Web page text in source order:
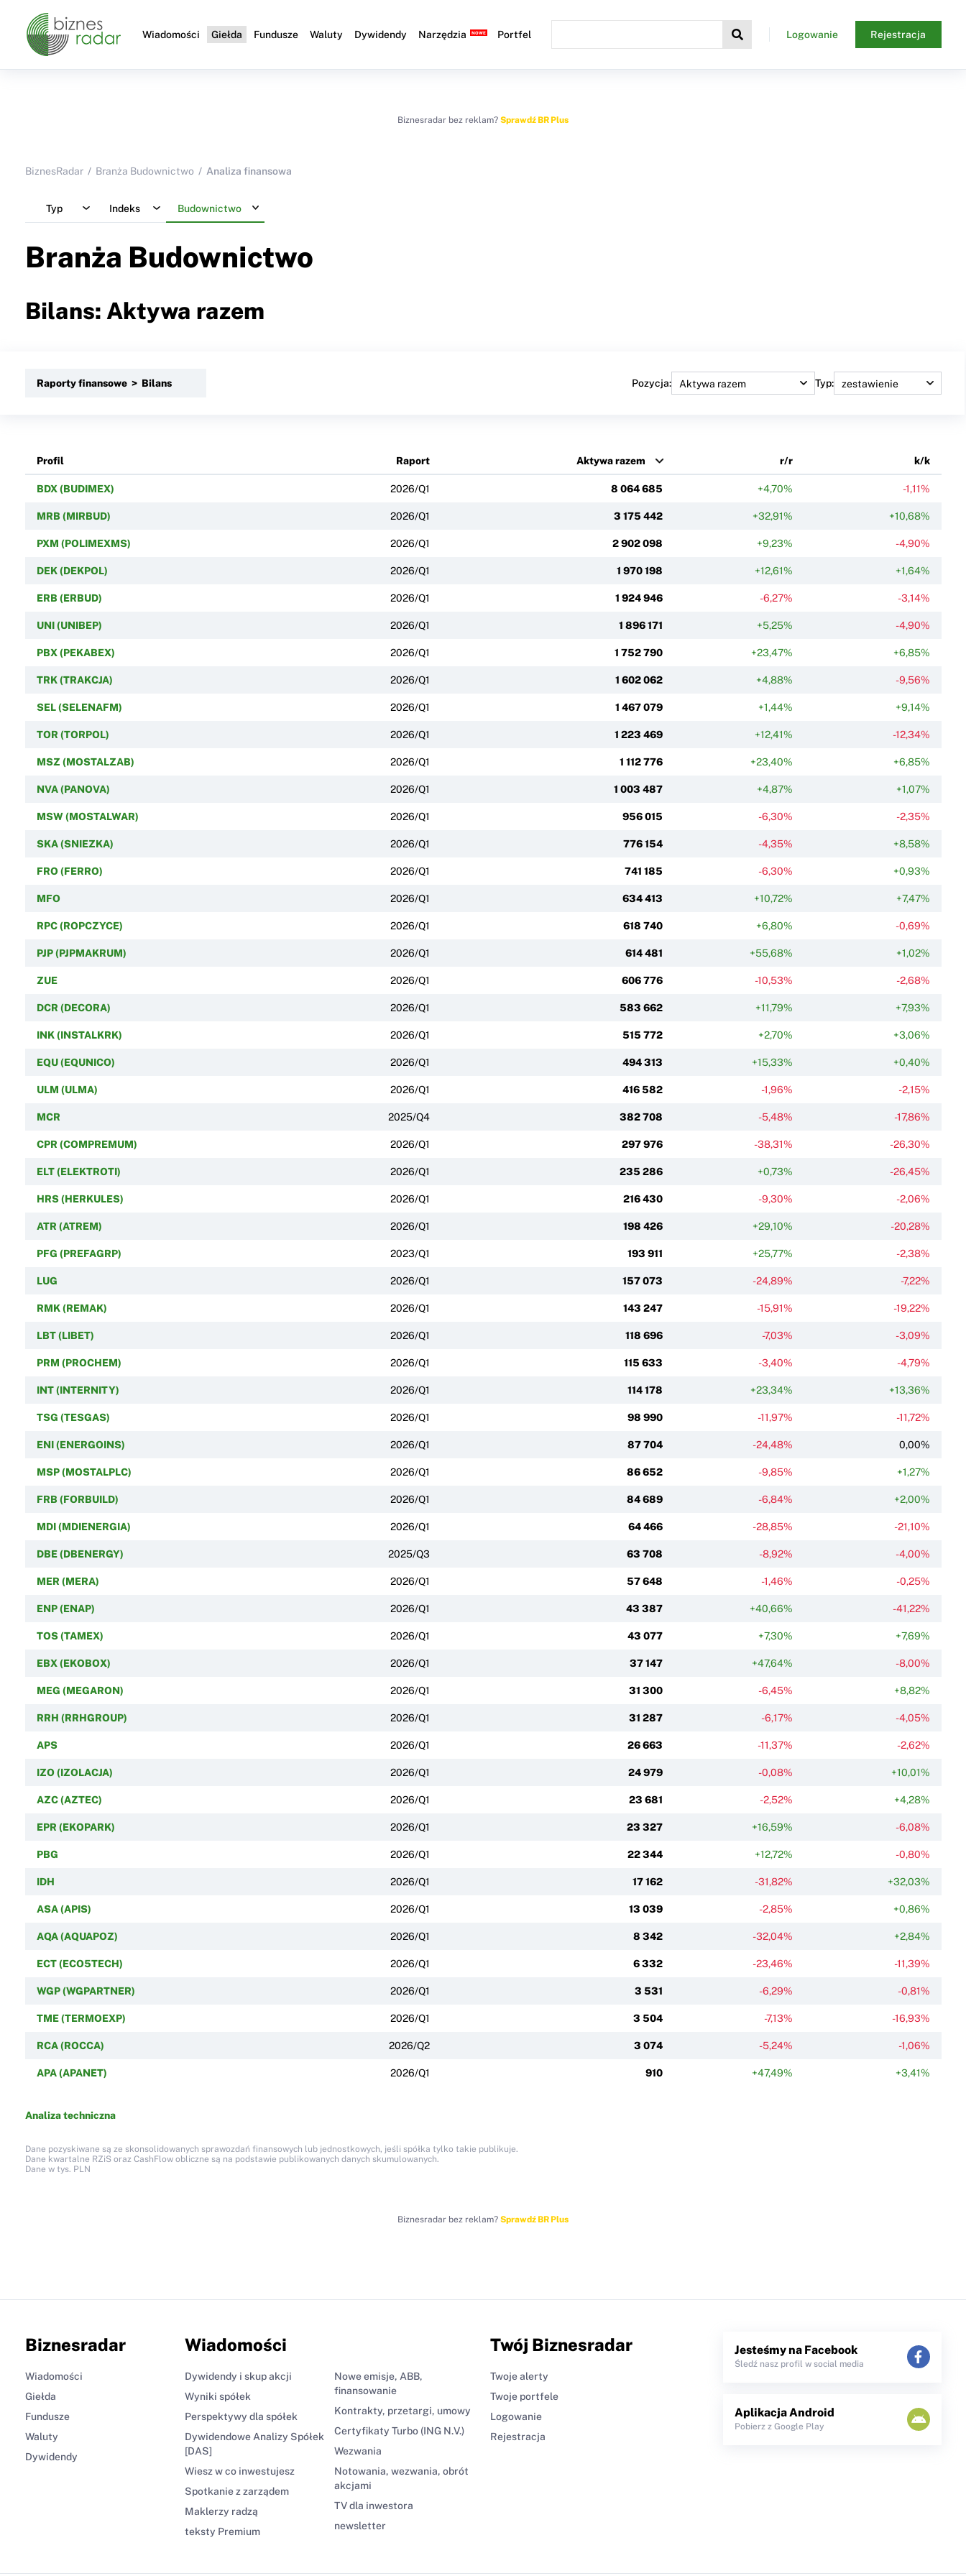
Wiadomości Giełda Fundusze Waluty Dywidendy Narzędzia Portfel Logowanie Rejestracja
Biznesradar bez reklam? Sprawdź BR Plus
BiznesRadar Branża Budownictwo Analiza finansowa
Typ Indeks Budownictwo
Branża Budownictwo
Bilans: Aktywa razem
Raporty finansowe > Bilans Pozycja: Typ:
Profil Raport Aktywa razem r/r k/k
BDX (BUDIMEX) 2026/Q1 8 064 685 +4,70% -1,11%
MRB (MIRBUD) 2026/Q1 3 175 442 +32,91% +10,68%
PXM (POLIMEXMS) 2026/Q1 2 902 098 +9,23% -4,90%
DEK (DEKPOL) 2026/Q1 1 970 198 +12,61% +1,64%
ERB (ERBUD) 2026/Q1 1 924 946 -6,27% -3,14%
UNI (UNIBEP) 2026/Q1 1 896 171 +5,25% -4,90%
PBX (PEKABEX) 2026/Q1 1 752 790 +23,47% +6,85%
TRK (TRAKCJA) 2026/Q1 1 602 062 +4,88% -9,56%
SEL (SELENAFM) 2026/Q1 1 467 079 +1,44% +9,14%
TOR (TORPOL) 2026/Q1 1 223 469 +12,41% -12,34%
MSZ (MOSTALZAB) 2026/Q1 1 112 776 +23,40% +6,85%
NVA (PANOVA) 2026/Q1 1 003 487 +4,87% +1,07%
MSW (MOSTALWAR) 2026/Q1 956 015 -6,30% -2,35%
SKA (SNIEZKA) 2026/Q1 776 154 -4,35% +8,58%
FRO (FERRO) 2026/Q1 741 185 -6,30% +0,93%
MFO 2026/Q1 634 413 +10,72% +7,47%
RPC (ROPCZYCE) 2026/Q1 618 740 +6,80% -0,69%
PJP (PJPMAKRUM) 2026/Q1 614 481 +55,68% +1,02%
ZUE 2026/Q1 606 776 -10,53% -2,68%
DCR (DECORA) 2026/Q1 583 662 +11,79% +7,93%
INK (INSTALKRK) 2026/Q1 515 772 +2,70% +3,06%
EQU (EQUNICO) 2026/Q1 494 313 +15,33% +0,40%
ULM (ULMA) 2026/Q1 416 582 -1,96% -2,15%
MCR 2025/Q4 382 708 -5,48% -17,86%
CPR (COMPREMUM) 2026/Q1 297 976 -38,31% -26,30%
ELT (ELEKTROTI) 2026/Q1 235 286 +0,73% -26,45%
HRS (HERKULES) 2026/Q1 216 430 -9,30% -2,06%
ATR (ATREM) 2026/Q1 198 426 +29,10% -20,28%
PFG (PREFAGRP) 2023/Q1 193 911 +25,77% -2,38%
LUG 2026/Q1 157 073 -24,89% -7,22%
RMK (REMAK) 2026/Q1 143 247 -15,91% -19,22%
LBT (LIBET) 2026/Q1 118 696 -7,03% -3,09%
PRM (PROCHEM) 2026/Q1 115 633 -3,40% -4,79%
INT (INTERNITY) 2026/Q1 114 178 +23,34% +13,36%
TSG (TESGAS) 2026/Q1 98 990 -11,97% -11,72%
ENI (ENERGOINS) 2026/Q1 87 704 -24,48% 0,00%
MSP (MOSTALPLC) 2026/Q1 86 652 -9,85% +1,27%
FRB (FORBUILD) 2026/Q1 84 689 -6,84% +2,00%
MDI (MDIENERGIA) 2026/Q1 64 466 -28,85% -21,10%
DBE (DBENERGY) 2025/Q3 63 708 -8,92% -4,00%
MER (MERA) 2026/Q1 57 648 -1,46% -0,25%
ENP (ENAP) 2026/Q1 43 387 +40,66% -41,22%
TOS (TAMEX) 2026/Q1 43 077 +7,30% +7,69%
EBX (EKOBOX) 2026/Q1 37 147 +47,64% -8,00%
MEG (MEGARON) 2026/Q1 31 300 -6,45% +8,82%
RRH (RRHGROUP) 2026/Q1 31 287 -6,17% -4,05%
APS 2026/Q1 26 663 -11,37% -2,62%
IZO (IZOLACJA) 2026/Q1 24 979 -0,08% +10,01%
AZC (AZTEC) 2026/Q1 23 681 -2,52% +4,28%
EPR (EKOPARK) 2026/Q1 23 327 +16,59% -6,08%
PBG 2026/Q1 22 344 +12,72% -0,80%
IDH 2026/Q1 17 162 -31,82% +32,03%
ASA (APIS) 2026/Q1 13 039 -2,85% +0,86%
AQA (AQUAPOZ) 2026/Q1 8 342 -32,04% +2,84%
ECT (ECO5TECH) 2026/Q1 6 332 -23,46% -11,39%
WGP (WGPARTNER) 2026/Q1 3 531 -6,29% -0,81%
TME (TERMOEXP) 2026/Q1 3 504 -7,13% -16,93%
RCA (ROCCA) 2026/Q2 3 074 -5,24% -1,06%
APA (APANET) 2026/Q1 910 +47,49% +3,41%
Analiza techniczna
Dane pozyskiwane są ze skonsolidowanych sprawozdań finansowych lub jednostkowych, jeśli spółka tylko takie publikuje.
Dane kwartalne RZiS oraz CashFlow obliczne są na podstawie publikowanych danych skumulowanych.
Dane w tys. PLN
Biznesradar bez reklam? Sprawdź BR Plus
Biznesradar
Wiadomości
Giełda
Fundusze
Waluty
Dywidendy
Wiadomości
Dywidendy i skup akcji
Wyniki spółek
Perspektywy dla spółek
Dywidendowe Analizy Spółek
[DAS]
Wiesz w co inwestujesz
Spotkanie z zarządem
Maklerzy radzą
teksty Premium
Nowe emisje, ABB,
finansowanie
Kontrakty, przetargi, umowy
Certyfikaty Turbo (ING N.V.)
Wezwania
Notowania, wezwania, obrót
akcjami
TV dla inwestora
newsletter
Twój Biznesradar
Twoje alerty
Twoje portfele
Logowanie
Rejestracja
Jesteśmy na Facebook
Śledź nasz profil w social media
Aplikacja Android
Pobierz z Google Play